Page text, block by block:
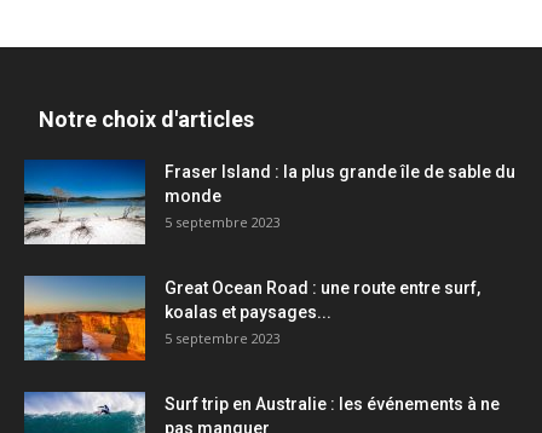
Notre choix d'articles
Fraser Island : la plus grande île de sable du
monde
5 septembre 2023
Great Ocean Road : une route entre surf,
koalas et paysages...
5 septembre 2023
Surf trip en Australie : les événements à ne
pas manquer